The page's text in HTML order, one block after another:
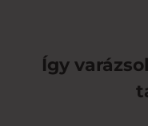
Így